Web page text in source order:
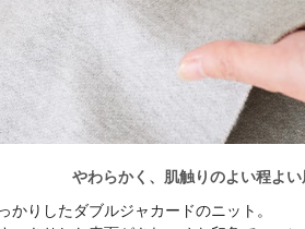
やわらかく、肌触りのよい程よい
かりしたダブルジャカードのニット。